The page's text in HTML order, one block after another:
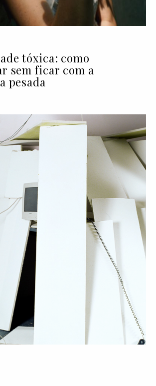
tóxica: como
sem ficar com a
pesada